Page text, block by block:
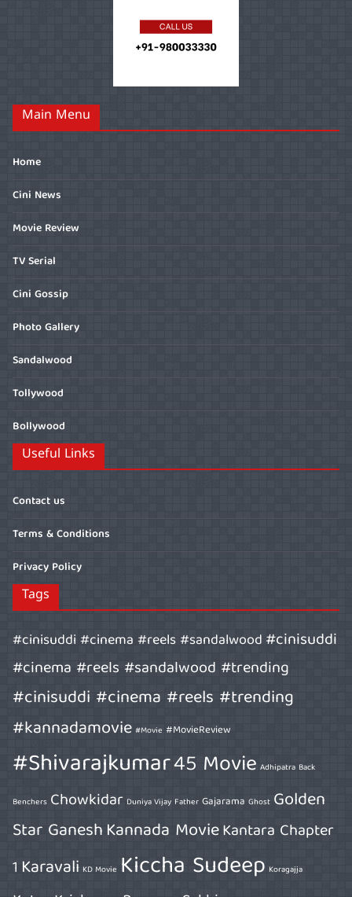
Main Menu
Home
Cini News
Movie Review
TV Serial
Cini Gossip
Photo Gallery
Sandalwood
Tollywood
Bollywood
Useful Links
Contact us
Terms & Conditions
Privacy Policy
Tags
#cinisuddi #cinema #reels #sandalwood#cinisuddi
#cinema #reels #sandalwood #trending
#cinisuddi #cinema #reels #trending
#kannadamovie #Movie #MovieReview
#Shivarajkumar45 Movie Adhipatra Back
Benchers Chowkidar Duniya Vijay Father Gajarama Ghost Golden
Star GaneshKannada MovieKantara Chapter
1 Karavali KD Movie Kiccha Sudeep Koragajja